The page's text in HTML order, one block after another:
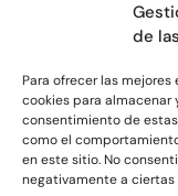
de
Para ofrecer las
cookies para almacenar
consentimiento de
como el
en este sitio. No
negativamente a